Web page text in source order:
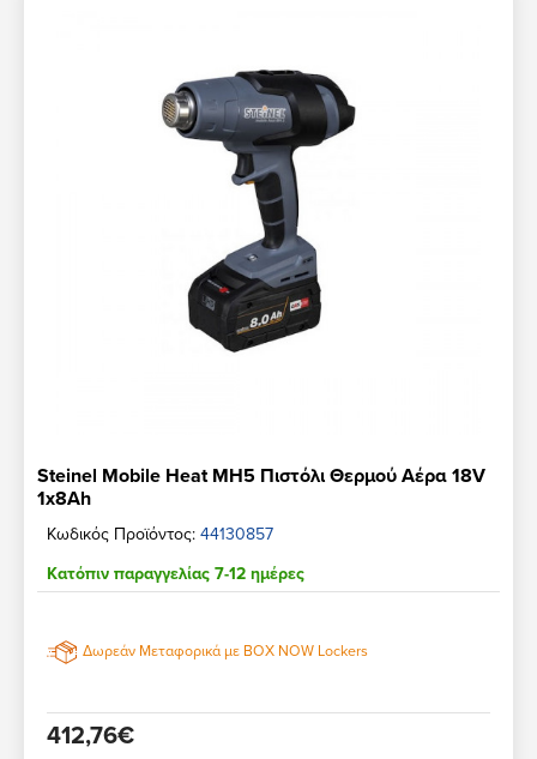
Steinel Mobile Heat MH5 Πιστόλι Θερμού Αέρα 18V
1x8Ah
Κωδικός Προϊόντος: 44130857
Κατόπιν παραγγελίας 7-12 ημέρες
Δωρεάν Μεταφορικά με BOX NOW Lockers
412,76€